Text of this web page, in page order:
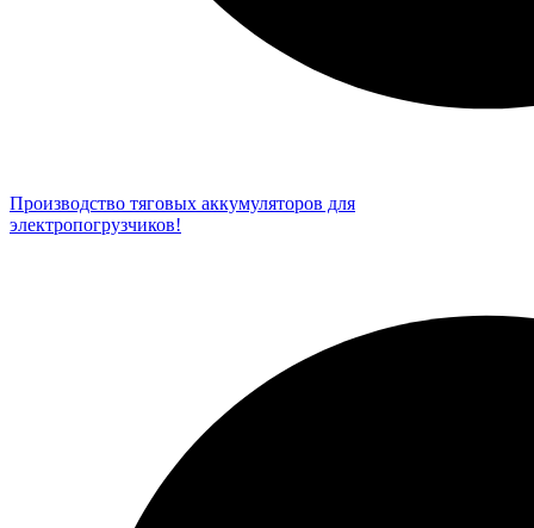
Производство тяговых аккумуляторов для
электропогрузчиков!